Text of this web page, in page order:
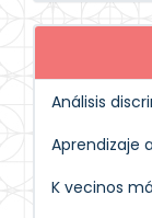
Análisis
Aprendizaje
K vecinos